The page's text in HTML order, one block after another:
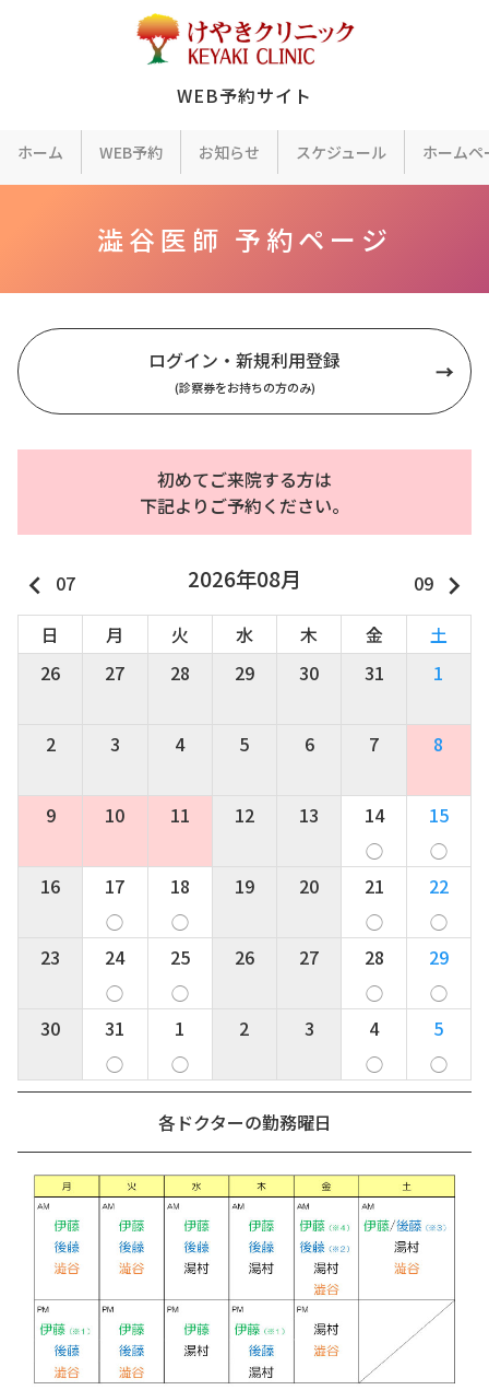
WEB予約サイト
ホーム WEB予約 お知らせ スケジュール ホームペ
澁谷医師 予約ページ
ログイン・新規利用登録
(診察券をお持ちの方のみ)
初めてご来院する方は
下記よりご予約ください。
keyboard_arrow_left 07 2026年08月 09 keyboard_arrow_right
日 月 火 水 木 金
土
26
27 28 29 30 31 1
2 3 4 5 6 7 8
9 10 11 12 13 14
◯
15
◯
16 17
◯
18
◯
19 20 21
◯
22
◯
23 24
◯
25
◯
26 27 28
◯
29
◯
30 31
◯
1
◯
2 3 4
◯
5
◯
各ドクターの勤務曜日